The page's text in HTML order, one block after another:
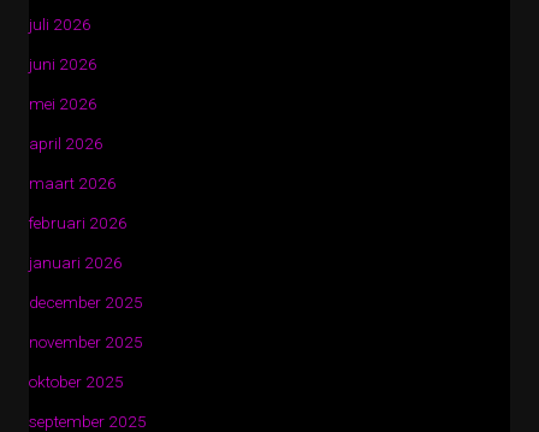
juli 2026
juni 2026
mei 2026
april 2026
maart 2026
februari 2026
januari 2026
december 2025
november 2025
oktober 2025
september 2025